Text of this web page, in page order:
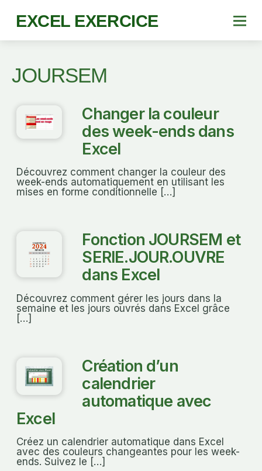
EXCEL EXERCICE
JOURSEM
Changer la couleur
des week-ends dans
Excel
Découvrez comment changer la couleur des
week-ends automatiquement en utilisant les
mises en forme conditionnelle […]
Fonction JOURSEM et
SERIE.JOUR.OUVRE
dans Excel
Découvrez comment gérer les jours dans la
semaine et les jours ouvrés dans Excel grâce
[…]
Création d’un
calendrier
automatique avec
Excel
Créez un calendrier automatique dans Excel
avec des couleurs changeantes pour les week-
ends. Suivez le […]